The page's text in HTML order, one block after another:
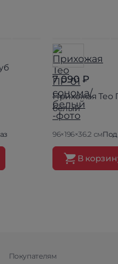
7 090 ₽
Прихожая Тео
белый
96×196×36.2 смПод
В
Покупателям